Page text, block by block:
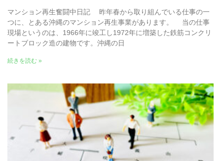
マンション再生奮闘中日記 昨年春から取り組んでいる仕事の一
つに、とある沖縄のマンション再生事業があります。 当の仕事
現場というのは、1966年に竣工し1972年に増築した鉄筋コンクリ
ートブロック造の建物です。沖縄の日
続きを読む »